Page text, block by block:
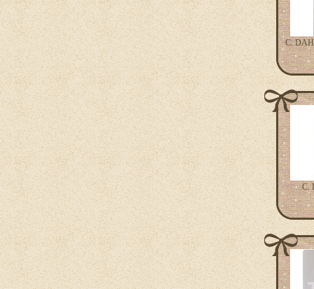
C.
C.